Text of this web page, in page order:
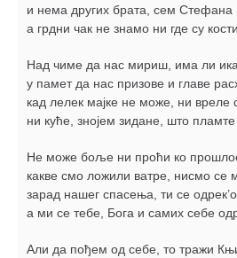
и нема других брата, сем Стефана
а грдни чак не знамо ни где су
Над чиме да нас мириш, има ли
у памет да нас призове и главе
кад лелек мајке не може, ни вреле
ни куће, знојем зидане, што
Не може боље ни проћи ко
какве смо ложили ватре, нисмо се
зарад нашег спасења, ти се
а ми се тебе, Бога и самих себе
Али да пођем од себе, то тражи